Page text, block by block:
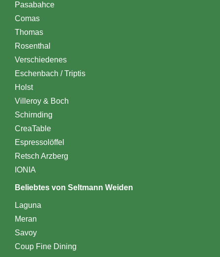
Pasabahce
Comas
Thomas
Rosenthal
Verschiedenes
Eschenbach / Triptis
Holst
Villeroy & Boch
Schirnding
CreaTable
Espressolöffel
Retsch Arzberg
IONIA
Beliebtes von Seltmann Weiden
Laguna
Meran
Savoy
Coup Fine Dining